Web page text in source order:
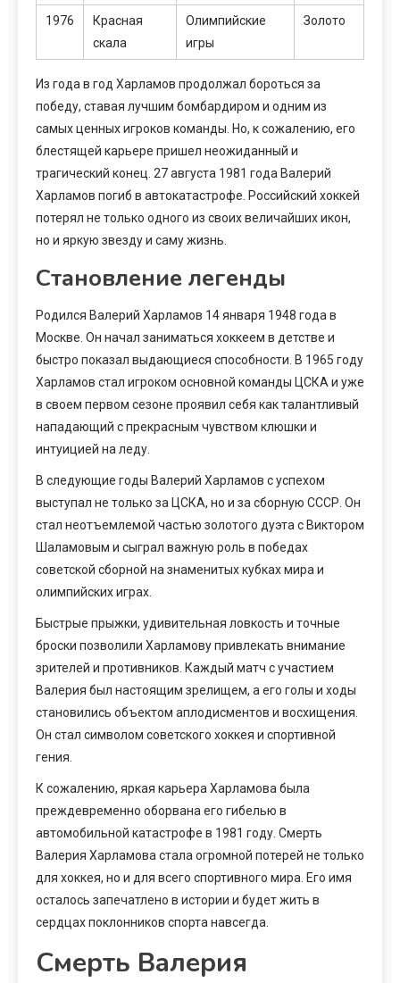
1976
Красная
скала
Олимпийские
игры
Золото
Из года в год Харламов продолжал бороться за
победу, ставая лучшим бомбардиром и одним из
самых ценных игроков команды. Но, к сожалению, его
блестящей карьере пришел неожиданный и
трагический конец. 27 августа 1981 года Валерий
Харламов погиб в автокатастрофе. Российский хоккей
потерял не только одного из своих величайших икон,
но и яркую звезду и саму жизнь.
Становление легенды
Родился Валерий Харламов 14 января 1948 года в
Москве. Он начал заниматься хоккеем в детстве и
быстро показал выдающиеся способности. В 1965 году
Харламов стал игроком основной команды ЦСКА и уже
в своем первом сезоне проявил себя как талантливый
нападающий с прекрасным чувством клюшки и
интуицией на леду.
В следующие годы Валерий Харламов с успехом
выступал не только за ЦСКА, но и за сборную СССР. Он
стал неотъемлемой частью золотого дуэта с Виктором
Шаламовым и сыграл важную роль в победах
советской сборной на знаменитых кубках мира и
олимпийских играх.
Быстрые прыжки, удивительная ловкость и точные
броски позволили Харламову привлекать внимание
зрителей и противников. Каждый матч с участием
Валерия был настоящим зрелищем, а его голы и ходы
становились объектом аплодисментов и восхищения.
Он стал символом советского хоккея и спортивной
гения.
К сожалению, яркая карьера Харламова была
преждевременно оборвана его гибелью в
автомобильной катастрофе в 1981 году. Смерть
Валерия Харламова стала огромной потерей не только
для хоккея, но и для всего спортивного мира. Его имя
осталось запечатлено в истории и будет жить в
сердцах поклонников спорта навсегда.
Смерть Валерия